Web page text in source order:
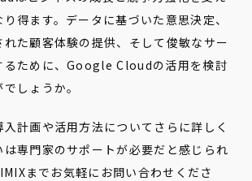
得ます。データに基づいた意思決定、
た顧客体験の提供、そして俊敏なサー
るために、Google Cloudの活用を検討
しょうか。
計画や活用方法についてさらに詳しく
専門家のサポートが必要だと感じられ
までお気軽にお問い合わせくださ